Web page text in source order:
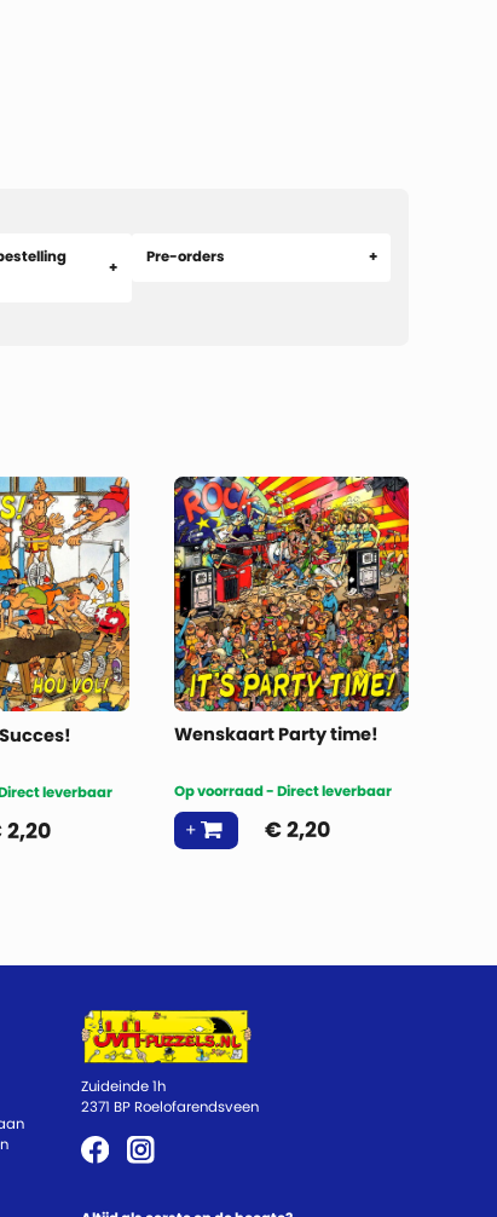
Pre-orders
leverbaar
2,20
Wenskaart Party time!
Op voorraad - Direct leverbaar
€2,20
Zuideinde 1h
2371 BP Roelofarendsveen